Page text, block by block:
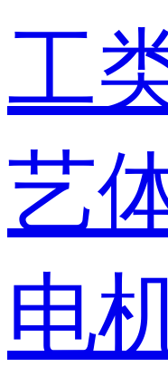
工
艺
电